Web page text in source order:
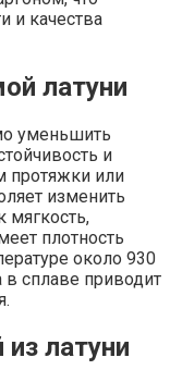
и качества
латуни
уменьшить
и
протяжки или
изменить
мягкость,
плотность
около 930
сплаве приводит
латуни